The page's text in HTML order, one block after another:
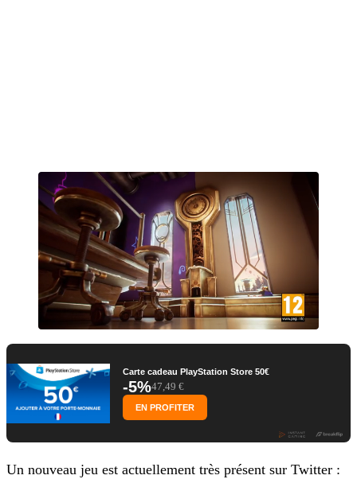
Carte cadeau PlayStation Store 50€
-5%47,49 €
EN PROFITER
Un nouveau jeu est actuellement très présent sur Twitter :